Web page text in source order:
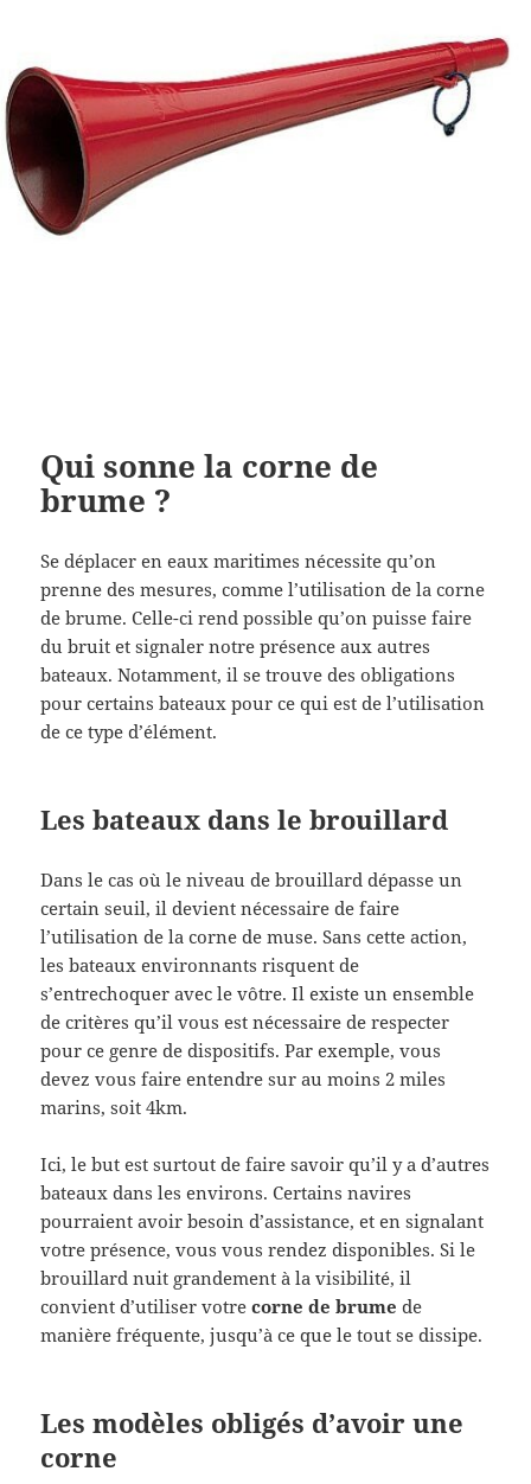
Qui sonne la corne de
brume ?
Se déplacer en eaux maritimes nécessite qu’on
prenne des mesures, comme l’utilisation de la corne
de brume. Celle-ci rend possible qu’on puisse faire
du bruit et signaler notre présence aux autres
bateaux. Notamment, il se trouve des obligations
pour certains bateaux pour ce qui est de l’utilisation
de ce type d’élément.
Les bateaux dans le brouillard
Dans le cas où le niveau de brouillard dépasse un
certain seuil, il devient nécessaire de faire
l’utilisation de la corne de muse. Sans cette action,
les bateaux environnants risquent de
s’entrechoquer avec le vôtre. Il existe un ensemble
de critères qu’il vous est nécessaire de respecter
pour ce genre de dispositifs. Par exemple, vous
devez vous faire entendre sur au moins 2 miles
marins, soit 4km.
Ici, le but est surtout de faire savoir qu’il y a d’autres
bateaux dans les environs. Certains navires
pourraient avoir besoin d’assistance, et en signalant
votre présence, vous vous rendez disponibles. Si le
brouillard nuit grandement à la visibilité, il
convient d’utiliser votrecorne de brume de
manière fréquente, jusqu’à ce que le tout se dissipe.
Les modèles obligés d’avoir une
corne